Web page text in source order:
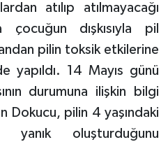
atılıp atılmayacağı
çocuğun dışkısıyla pil
pilin toksik etkilerine
yapıldı. 14 Mayıs günü
durumuna ilişkin bilgi
Dokucu, pilin 4 yaşındaki
yanık oluşturduğunu